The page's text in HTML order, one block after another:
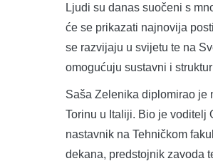
Ljudi su danas suočeni s
će se prikazati najnovija
se razvijaju u svijetu te na
omogućuju sustavni i
Saša Zelenika diplomirao je
Torinu u Italiji. Bio je voditelj
nastavnik na Tehničkom
dekana, predstojnik zavoda